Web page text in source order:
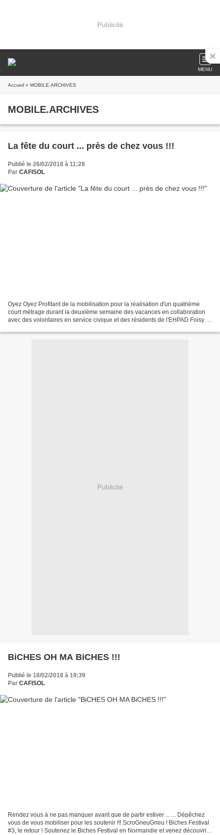
Publicité
MENU
Accueil » MOBILE.ARCHIVES
MOBILE.ARCHIVES
La fête du court ... près de chez vous !!!
Publié le 26/02/2018 à 11:28
Par CAFISOL
Oyez Oyez Profitant de la mobilisation pour la réalisation d'un quatrième
court métrage durant la deuxième semaine des vacances en collaboration
avec des volontaires en service civique et des résidents de l'EHPAD Foisy ...
Publicité
BiCHES OH MA BiCHES !!!
Publié le 18/02/2018 à 19:39
Par CAFISOL
Rendez vous à ne pas manquer avant que de partir estiver ... ... Dépêchez
vous de vous mobiliser pour les soutenir !!! ScroGneuGneu ! Biches Festival
#3, le retour ! Soutenez le Biches Festival en Normandie et venez découvrir